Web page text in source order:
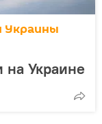
Украины
на Украине